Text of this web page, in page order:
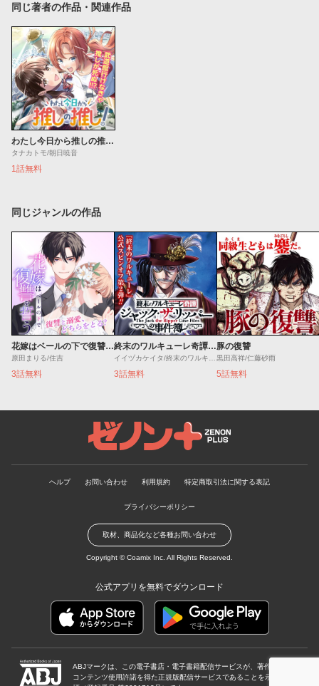
同じ著者の作品・関連作品
わたし今日から推しの推し！
タナカトモ/朝日暁音
1話無料
同じジャンルの作品
花嫁はベールの下で復讐を誓う
原田まりる/住吉
3話無料
終末のワルキューレ奇譚 ジャック・ザ・リッパーの事件簿
3話無料
豚の復讐
黒田高祥/仁藤砂雨
5話無料
ゼノンプラス
ヘルプ お問い合わせ 利用規約 特定商取引法に関する表記
プライバシーポリシー
取材、商品化など各種お問い合わせ
Copyright ©Coamix Inc. All Rights Reserved.
公式アプリを無料でダウンロード
ABJマークは、この電子書店・電子書籍配信サービスが、著作権者から
コンテンツ使用許諾を得た正規版配信サービスであることを示す登録商